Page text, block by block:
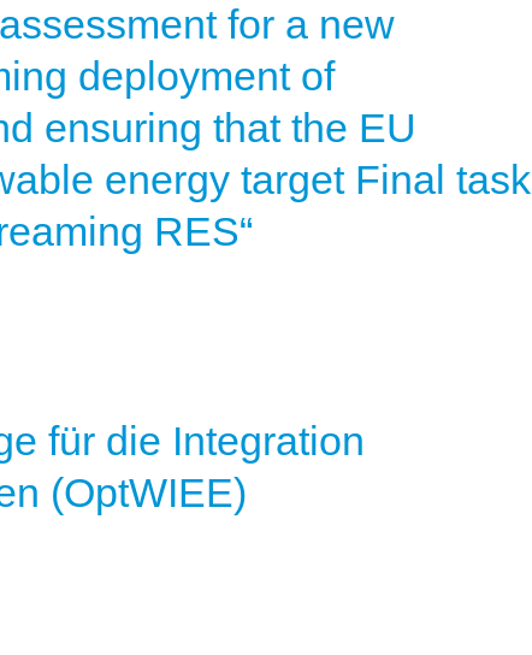
for a new
deployment of
ensuring that the EU
energy target Final task
RES“
für die Integration
(OptWIEE)